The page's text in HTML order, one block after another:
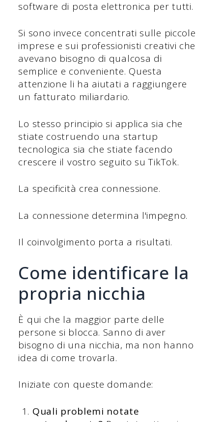
software di posta elettronica per tutti.
Si sono invece concentrati sulle piccole
imprese e sui professionisti creativi che
avevano bisogno di qualcosa di
semplice e conveniente. Questa
attenzione li ha aiutati a raggiungere
un fatturato miliardario.
Lo stesso principio si applica sia che
stiate costruendo una startup
tecnologica sia che stiate facendo
crescere il vostro seguito su TikTok.
La specificità crea connessione.
La connessione determina l'impegno.
Il coinvolgimento porta a risultati.
Come identificare la
propria nicchia
È qui che la maggior parte delle
persone si blocca. Sanno di aver
bisogno di una nicchia, ma non hanno
idea di come trovarla.
Iniziate con queste domande:
Quali problemi notate